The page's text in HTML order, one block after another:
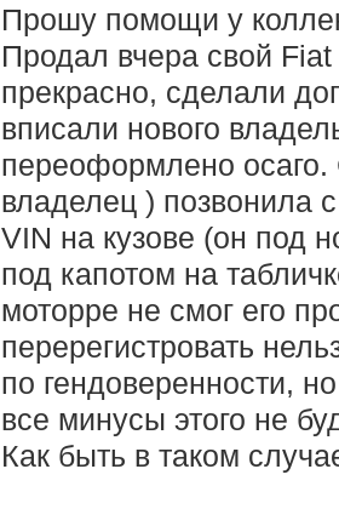
Прошу помощи у
Продал вчера свой
прекрасно, сделали
вписали нового
переоформлено
владелец ) позвонила
VIN на кузове (он под
под капотом на
моторре не смог его
перерегистровать
по гендоверенности,
все минусы этого не
Как быть в таком